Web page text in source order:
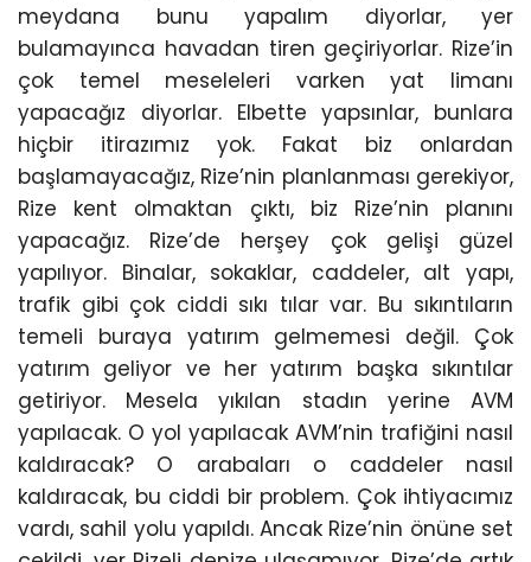
meydana bunu yapalım diyorlar, yer
bulamayınca havadan tiren geçiriyorlar. Rize’in
çok temel meseleleri varken yat limanı
yapacağız diyorlar. Elbette yapsınlar, bunlara
hiçbir itirazımız yok. Fakat biz onlardan
başlamayacağız, Rize’nin planlanması gerekiyor,
Rize kent olmaktan çıktı, biz Rize’nin planını
yapacağız. Rize’de herşey çok gelişi güzel
yapılıyor. Binalar, sokaklar, caddeler, alt yapı,
trafik gibi çok ciddi sıkı tılar var. Bu sıkıntıların
temeli buraya yatırım gelmemesi değil. Çok
yatırım geliyor ve her yatırım başka sıkıntılar
getiriyor. Mesela yıkılan stadın yerine AVM
yapılacak. O yol yapılacak AVM’nin trafiğini nasıl
kaldıracak? O arabaları o caddeler nasıl
kaldıracak, bu ciddi bir problem. Çok ihtiyacımız
vardı, sahil yolu yapıldı. Ancak Rize’nin önüne set